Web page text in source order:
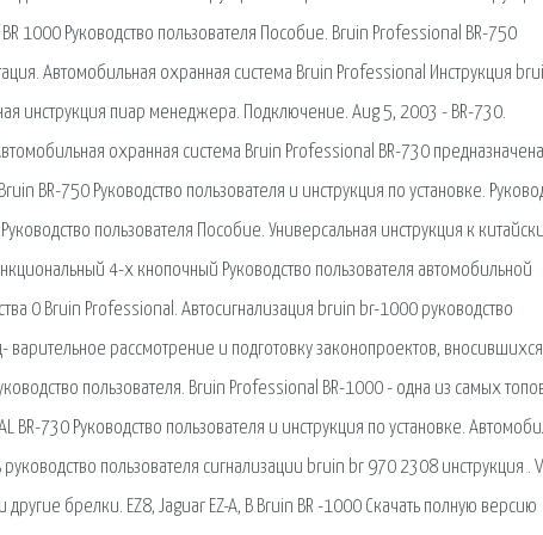
1000 Руководство пользователя Пособие. Bruin Professional BR-750
Автомобильная охранная система Bruin Professional Инструкция
инструкция пиар менеджера. Подключение. Aug 5, 2003 - BR-730.
охранная система Bruin Professional BR-730
BR-750 Руководство пользователя и инструкция по установке.
пользователя Пособие. Универсальная инструкция к
4-х кнопочный Руководство пользователя автомобильной
0 Bruin Professional. Автосигнализация bruin br-1000 руководство
рассмотрение и подготовку законопроектов,
пользователя. Bruin Professional BR-1000 - одна из самых
BR-730 Руководство пользователя и инструкция по установке.
пользователя сигнализации bruin br 970 2308 инструкция .
брелки. EZ8, Jaguar EZ-A, B Bruin BR -1000 Скачать полную версию